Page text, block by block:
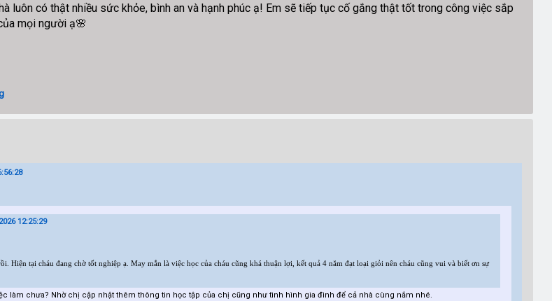
luôn có thật nhiều sức khỏe, bình an và hạnh phúc ạ! Em sẽ tiếp tục cố gắng thật tốt trong công việc sắp
mọi người ạ🌸
12:25:29
Hiện tại cháu đang chờ tốt nghiệp ạ. May mắn là việc học của cháu cũng khá thuận lợi, kết quả 4 năm đạt loại giỏi nên cháu cũng vui và biết ơn sự
làm chưa? Nhờ chị cập nhật thêm thông tin học tập của chị cũng như tình hình gia đình để cả nhà cùng nắm nhé.